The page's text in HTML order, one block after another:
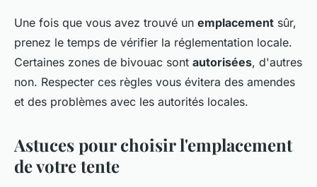
Une fois que vous avez trouvé un emplacement sûr,
prenez le temps de vérifier la réglementation locale.
Certaines zones de bivouac sont autorisées, d'autres
non. Respecter ces règles vous évitera des amendes
et des problèmes avec les autorités locales.
Astuces pour choisir l'emplacement
de votre tente